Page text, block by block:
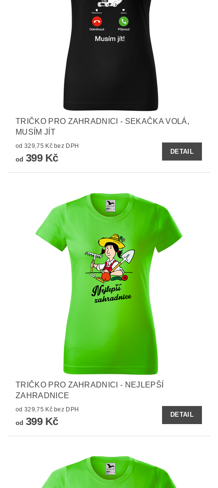
TRIČKO PRO ZAHRADNICI - SEKAČKA VOLÁ,
MUSÍM JÍT
od 329,75 Kč bez DPH
od 399 Kč
DETAIL
TRIČKO PRO ZAHRADNICI - NEJLEPŠÍ
ZAHRADNICE
od 329,75 Kč bez DPH
od 399 Kč
DETAIL